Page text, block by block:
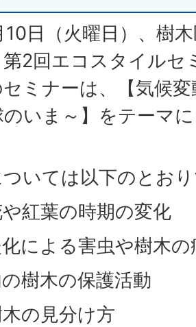
日（火曜日）、樹
2回エコスタイルセ
ミナーは、【気候
のいま～】をテーマ
いては以下のとお
や紅葉の時期の変化
化による害虫や樹木の
の樹木の保護活動
木の見分け方